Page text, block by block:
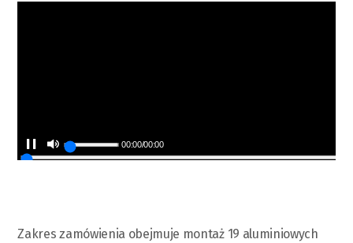
00:00/00:00
Zakres zamówienia obejmuje montaż 19 aluminiowych